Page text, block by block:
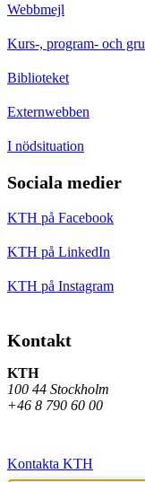
Webbmejl
Kurs-, program- och
Biblioteket
Externwebben
I nödsituation
Sociala medier
KTH på Facebook
KTH på LinkedIn
KTH på Instagram
Kontakt
KTH
100 44 Stockholm
+46 8 790 60 00
Kontakta KTH